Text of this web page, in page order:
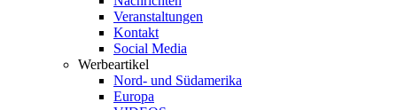
Veranstaltungen
Kontakt
Social Media
Werbeartikel
Nord- und Südamerika
Europa